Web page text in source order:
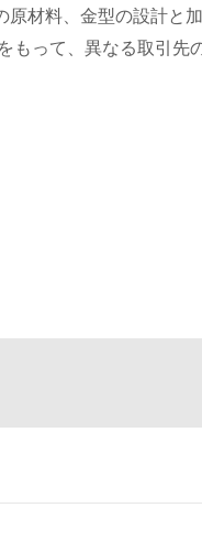
材料、金型の設計と
もって、異なる取引先